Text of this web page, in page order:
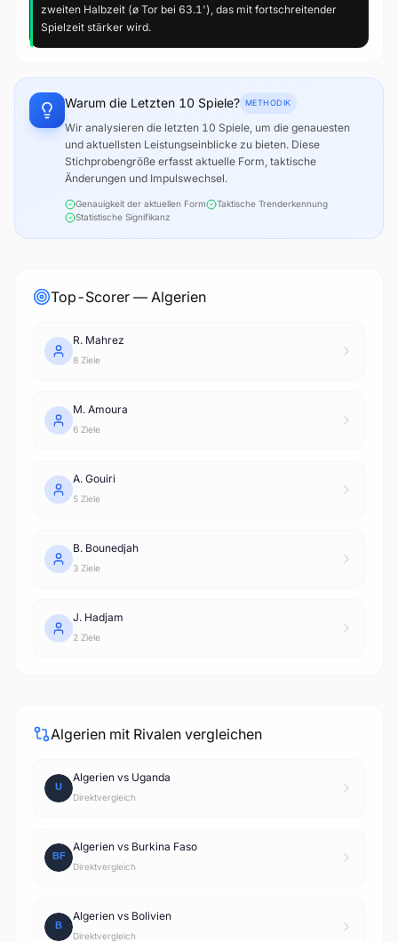
zweiten Halbzeit (ø Tor bei 63.1'), das mit fortschreitender
Spielzeit stärker wird.
Warum die Letzten 10 Spiele? METHODIK
Wir analysieren die letzten 10 Spiele, um die genauesten
und aktuellsten Leistungseinblicke zu bieten. Diese
Stichprobengröße erfasst aktuelle Form, taktische
Änderungen und Impulswechsel.
Genauigkeit der aktuellen Form
Taktische Trenderkennung
Statistische Signifikanz
Top-Scorer — Algerien
R. Mahrez
8 Ziele
M. Amoura
6 Ziele
A. Gouiri
5 Ziele
B. Bounedjah
3 Ziele
J. Hadjam
2 Ziele
Algerien mit Rivalen vergleichen
Algerien vs Uganda
Direktvergleich
Algerien vs Burkina Faso
Direktvergleich
Algerien vs Bolivien
Direktvergleich